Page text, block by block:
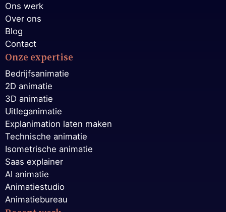
Ons werk
Over ons
Blog
Contact
Onze expertise
Bedrijfsanimatie
2D animatie
3D animatie
Uitleganimatie
Explanimation laten maken
Technische animatie
Isometrische animatie
Saas explainer
AI animatie
Animatiestudio
Animatiebureau